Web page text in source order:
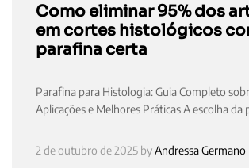
Como eliminar 95% dos
em cortes histológicos
parafina certa
Parafina para Histologia: Guia Completo
Aplicações e Melhores Práticas A escolha da
2 de outubro de 2025 byAndressa Germano